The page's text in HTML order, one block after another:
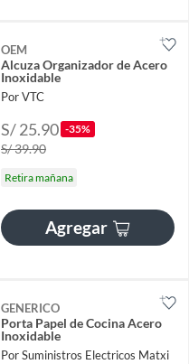
OEM
Alcuza Organizador de Acero
Inoxidable
Por VTC
S/ 25.90 -35%
S/ 39.90
Retira mañana
Agregar
GENERICO
Porta Papel de Cocina Acero
Inoxidable
Por Suministros Electricos Matxi